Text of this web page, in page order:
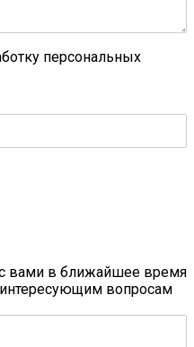
персональных
вами в ближайшее время
вопросам